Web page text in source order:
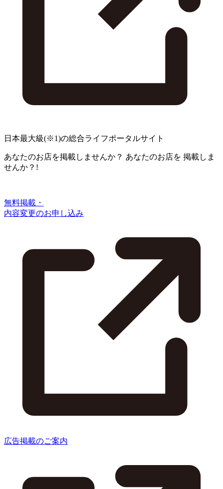
日本最大級(※1)の総合ライフポータルサイト
あなたのお店を掲載しませんか？ あなたのお店を 掲載しま
せんか？!
無料掲載・
内容変更のお申し込み
広告掲載のご案内